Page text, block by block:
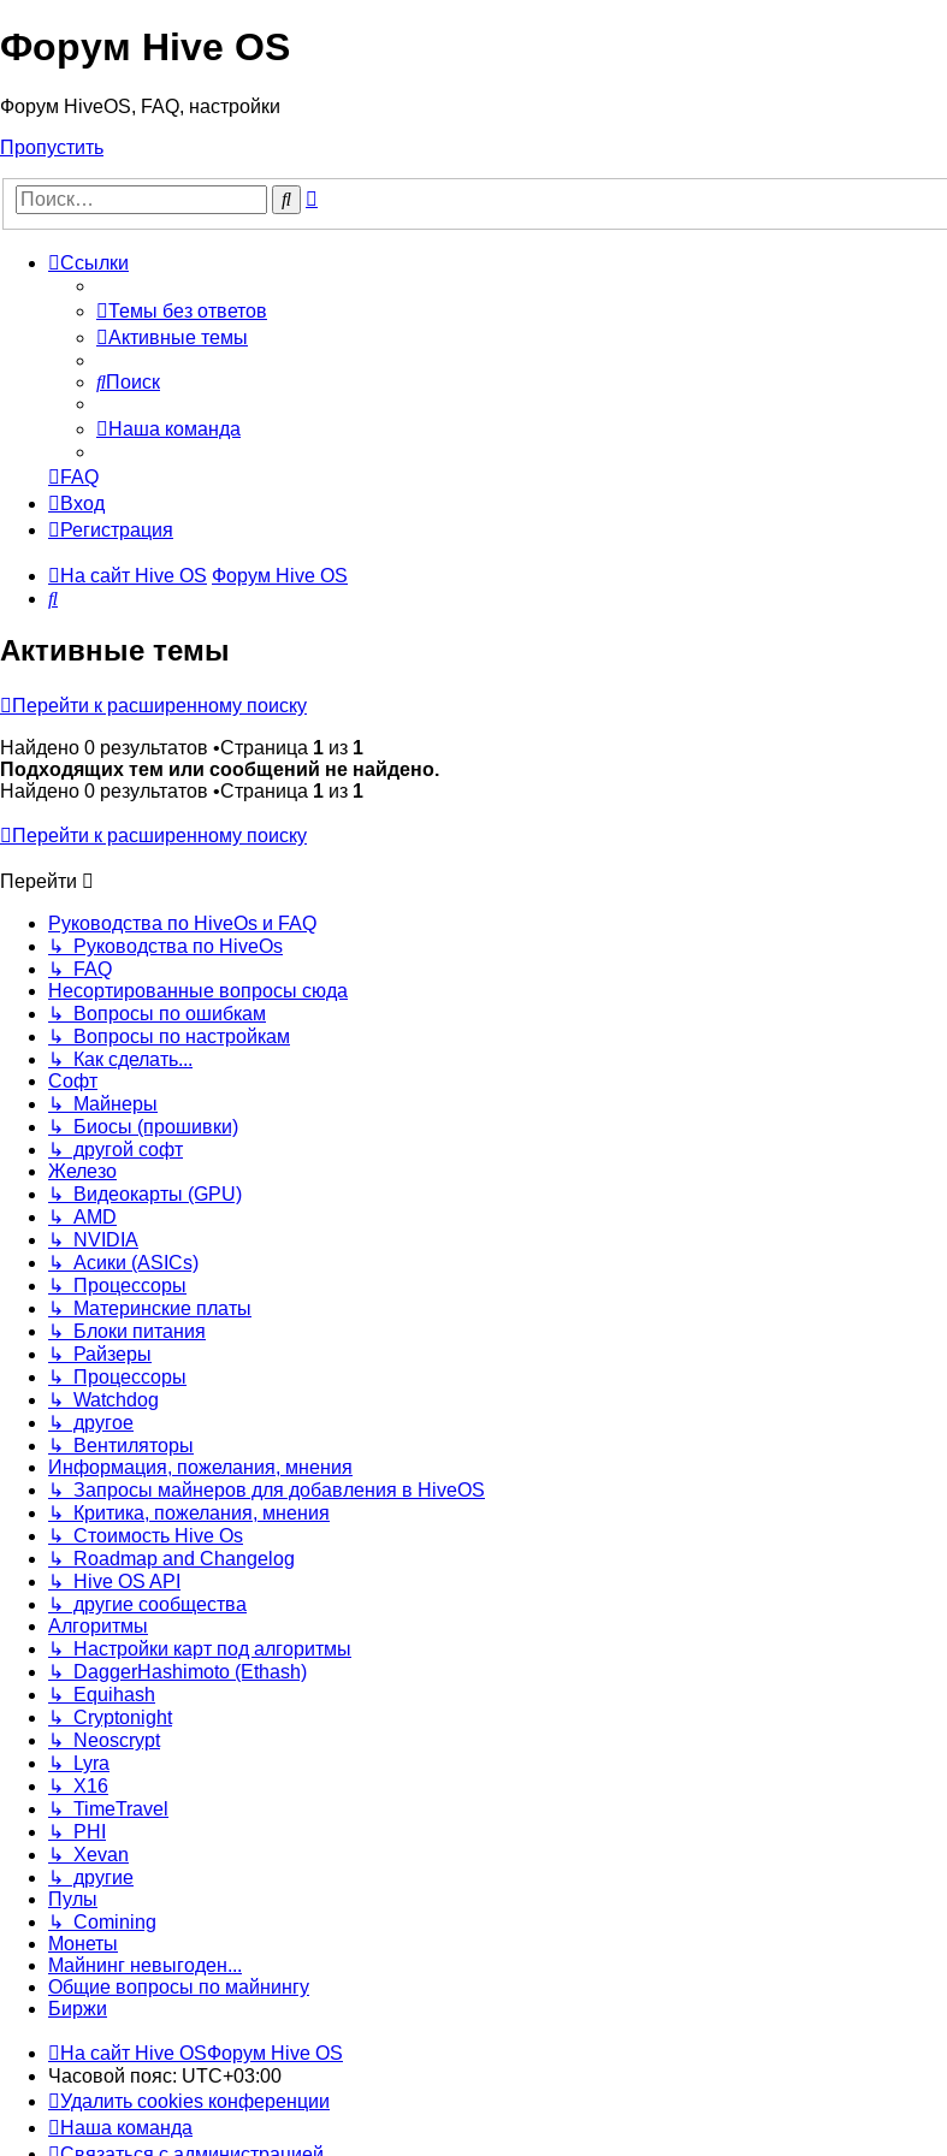
Форум Hive OS
Форум HiveOS, FAQ, настройки
Пропустить
Поиск
Ссылки
Темы без ответов
Активные темы
Поиск
Наша команда
FAQ
Вход
Регистрация
На сайт Hive OS Форум Hive OS
Поиск
Активные темы
Перейти к расширенному поиску
Найдено 0 результатов •Страница 1 из 1
Подходящих тем или сообщений не найдено.
Найдено 0 результатов •Страница 1 из 1
Перейти к расширенному поиску
Перейти
Руководства по HiveOs и FAQ
↳ Руководства по HiveOs
↳ FAQ
Несортированные вопросы сюда
↳ Вопросы по ошибкам
↳ Вопросы по настройкам
↳ Как сделать...
Софт
↳ Майнеры
↳ Биосы (прошивки)
↳ другой софт
Железо
↳ Видеокарты (GPU)
↳ AMD
↳ NVIDIA
↳ Асики (ASICs)
↳ Процессоры
↳ Материнские платы
↳ Блоки питания
↳ Райзеры
↳ Процессоры
↳ Watchdog
↳ другое
↳ Вентиляторы
Информация, пожелания, мнения
↳ Запросы майнеров для добавления в HiveOS
↳ Критика, пожелания, мнения
↳ Стоимость Hive Os
↳ Roadmap and Changelog
↳ Hive OS API
↳ другие сообщества
Алгоритмы
↳ Настройки карт под алгоритмы
↳ DaggerHashimoto (Ethash)
↳ Equihash
↳ Cryptonight
↳ Neoscrypt
↳ Lyra
↳ X16
↳ TimeTravel
↳ PHI
↳ Xevan
↳ другие
Пулы
↳ Comining
Монеты
Майнинг невыгоден...
Общие вопросы по майнингу
Биржи
На сайт Hive OSФорум Hive OS
Часовой пояс: UTC+03:00
Удалить cookies конференции
Наша команда